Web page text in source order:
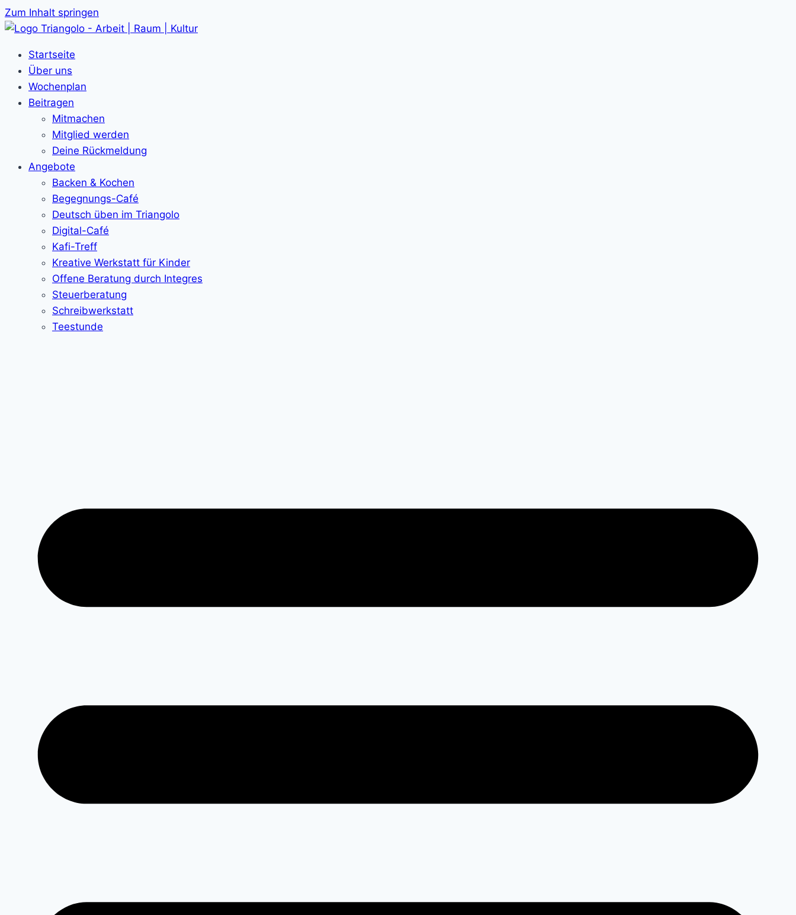
Zum Inhalt springen
Startseite
Über uns
Wochenplan
Beitragen
Mitmachen
Mitglied werden
Deine Rückmeldung
Angebote
Backen & Kochen
Begegnungs-Café
Deutsch üben im Triangolo
Digital-Café
Kafi-Treff
Kreative Werkstatt für Kinder
Offene Beratung durch Integres
Steuerberatung
Schreibwerkstatt
Teestunde